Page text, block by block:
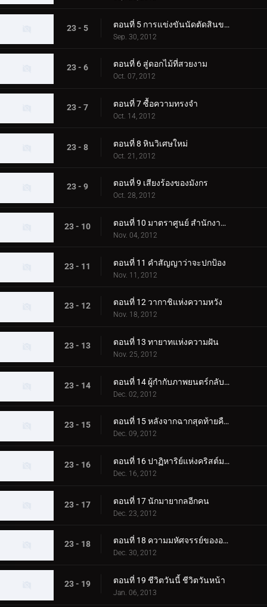
23 - 5 ตอนที่ 5 การแข่งขันนัดตัดสินของการแข่งขัน
Sep. 30, 2012
23 - 6 ตอนที่ 6 สู่ดอกไม้ที่สวยงาม
Oct. 07, 2012
23 - 7 ตอนที่ 7 ซื้อความทรงจำ
Oct. 14, 2012
23 - 8 ตอนที่ 8 หินวิเศษใหม่
Oct. 21, 2012
23 - 9 ตอนที่ 9 เสียงร้องของมังกร
Oct. 28, 2012
23 - 10 ตอนที่ 10 มาตราศูนย์ สำนักงานความมั่นคงแห่งชาติ
Nov. 04, 2012
23 - 11 ตอนที่ 11 คำสัญญาว่าจะปกป้อง
Nov. 11, 2012
23 - 12 ตอนที่ 12 วากาชิแห่งความหวัง
Nov. 18, 2012
23 - 13 ตอนที่ 13 ทายาทแห่งความฝัน
Nov. 25, 2012
23 - 14 ตอนที่ 14 ผู้กำกับภาพยนตร์กลับมาแล้ว
Dec. 02, 2012
23 - 15 ตอนที่ 15 หลังจากฉากสุดท้ายคือ...
Dec. 09, 2012
23 - 16 ตอนที่ 16 ปาฏิหาริย์แห่งคริสต์มาส
Dec. 16, 2012
23 - 17 ตอนที่ 17 นักมายากลอีกคน
Dec. 23, 2012
23 - 18 ตอนที่ 18 ความมหัศจรรย์ของอาหาร
Dec. 30, 2012
23 - 19 ตอนที่ 19 ชีวิตวันนี้ ชีวิตวันหน้า
Jan. 06, 2013